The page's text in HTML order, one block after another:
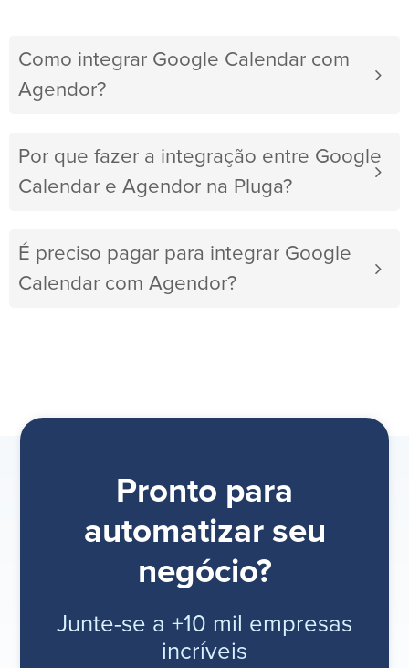
Como integrar Google Calendar com
Agendor?
Por que fazer a integração entre Google
Calendar e Agendor na Pluga?
É preciso pagar para integrar Google
Calendar com Agendor?
Pronto para
automatizar seu
negócio?
Junte-se a +10 mil empresas
incríveis